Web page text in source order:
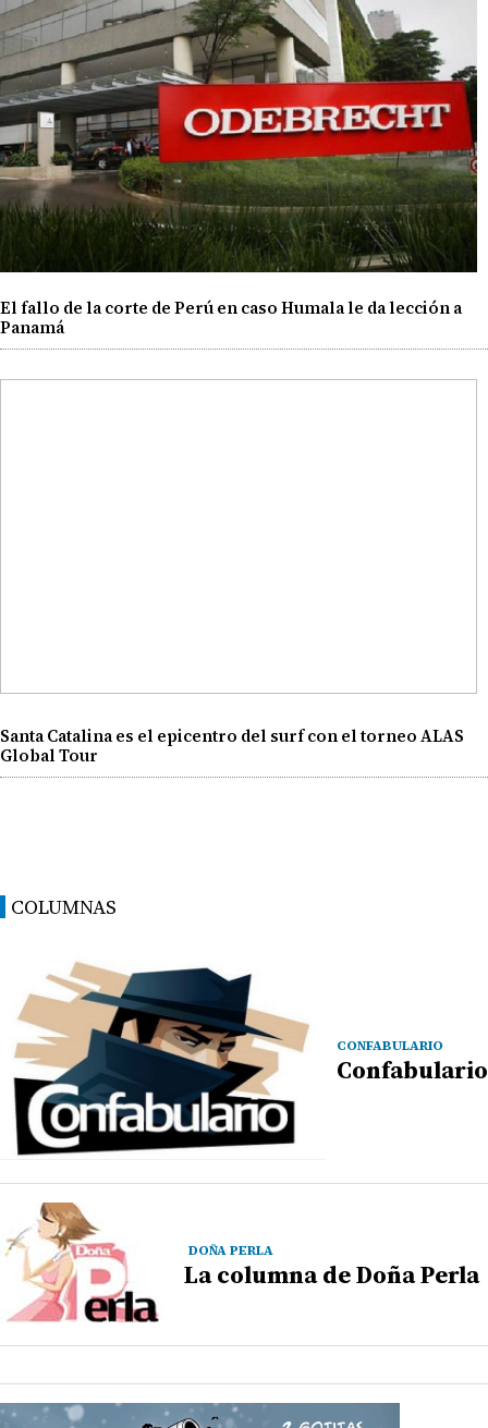
El fallo de la corte de Perú en caso Humala le da lección a
Panamá
Santa Catalina es el epicentro del surf con el torneo ALAS
Global Tour
COLUMNAS
CONFABULARIO
Confabulario
DOÑA PERLA
La columna de Doña Perla